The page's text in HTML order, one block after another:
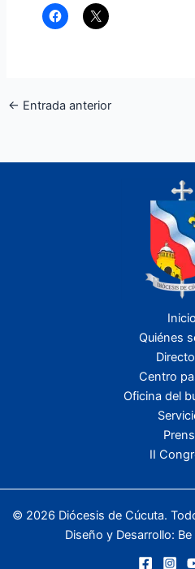
← Entrada anterior
Inicio
Quiénes
Centro
Oficina del
II
© 2026 Diócesis de Cúcuta.
Diseño y Desarrollo: